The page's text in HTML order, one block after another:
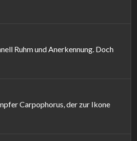
Ruhm und Anerkennung. Doch
Carpophorus, der zur Ikone